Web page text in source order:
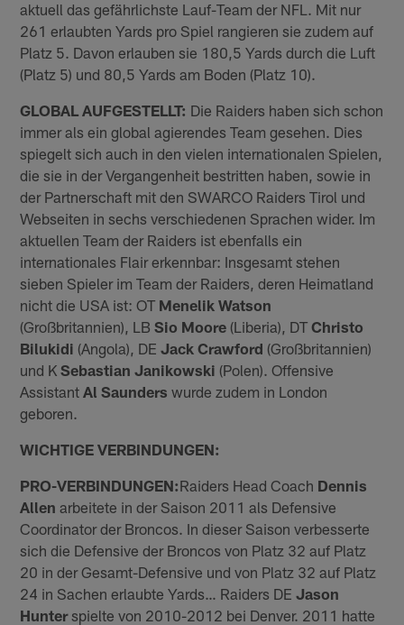
aktuell das gefährlichste Lauf-Team der NFL. Mit nur
261 erlaubten Yards pro Spiel rangieren sie zudem auf
Platz 5. Davon erlauben sie 180,5 Yards durch die Luft
(Platz 5) und 80,5 Yards am Boden (Platz 10).
GLOBAL AUFGESTELLT: Die Raiders haben sich schon
immer als ein global agierendes Team gesehen. Dies
spiegelt sich auch in den vielen internationalen Spielen,
die sie in der Vergangenheit bestritten haben, sowie in
der Partnerschaft mit den SWARCO Raiders Tirol und
Webseiten in sechs verschiedenen Sprachen wider. Im
aktuellen Team der Raiders ist ebenfalls ein
internationales Flair erkennbar: Insgesamt stehen
sieben Spieler im Team der Raiders, deren Heimatland
nicht die USA ist: OT Menelik Watson
(Großbritannien), LBSio Moore (Liberia), DTChristo
Bilukidi (Angola), DEJack Crawford (Großbritannien)
und KSebastian Janikowski (Polen). Offensive
Assistant Al Saunders wurde zudem in London
geboren.
WICHTIGE VERBINDUNGEN:
PRO-VERBINDUNGEN:Raiders Head Coach Dennis
Allen arbeitete in der Saison 2011 als Defensive
Coordinator der Broncos. In dieser Saison verbesserte
sich die Defensive der Broncos von Platz 32 auf Platz
20 in der Gesamt-Defensive und von Platz 32 auf Platz
24 in Sachen erlaubte Yards… Raiders DEJason
Hunterspielte von 2010-2012 bei Denver. 2011 hatte